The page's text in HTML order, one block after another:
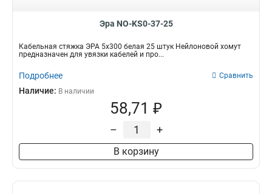
Эра NO-KS0-37-25
Кабельная стяжка ЭРА 5x300 белая 25 штук Нейлоновой хомут
предназначен для увязки кабелей и про...
Подробнее Сравнить
Наличие: В наличии
58,71 ₽
– +
В корзину